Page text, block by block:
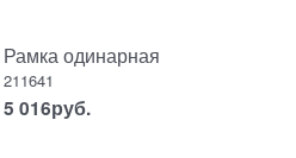
Рамка одинарная
211641
5 016руб.